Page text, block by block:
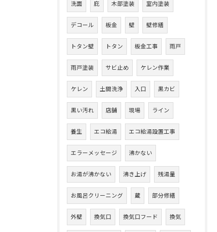
洗面 庇 木部塗装 室内塗装
デコール 板金 壁 壁修繕
トタン壁 トタン 板金工事 雨戸
雨戸塗装 サビ止め ケレン作業
ケレン 土間洗浄 入口 黒カビ
黒い汚れ 店舗 現場 ライン
養生 エコ給湯 エコ給湯設置工事
エラーメッセージ 沸かない
お湯が沸かない 沸き上げ 残湯量
お風呂クリーニング 蔵 部分修繕
外壁 換気口 換気口フード 換気